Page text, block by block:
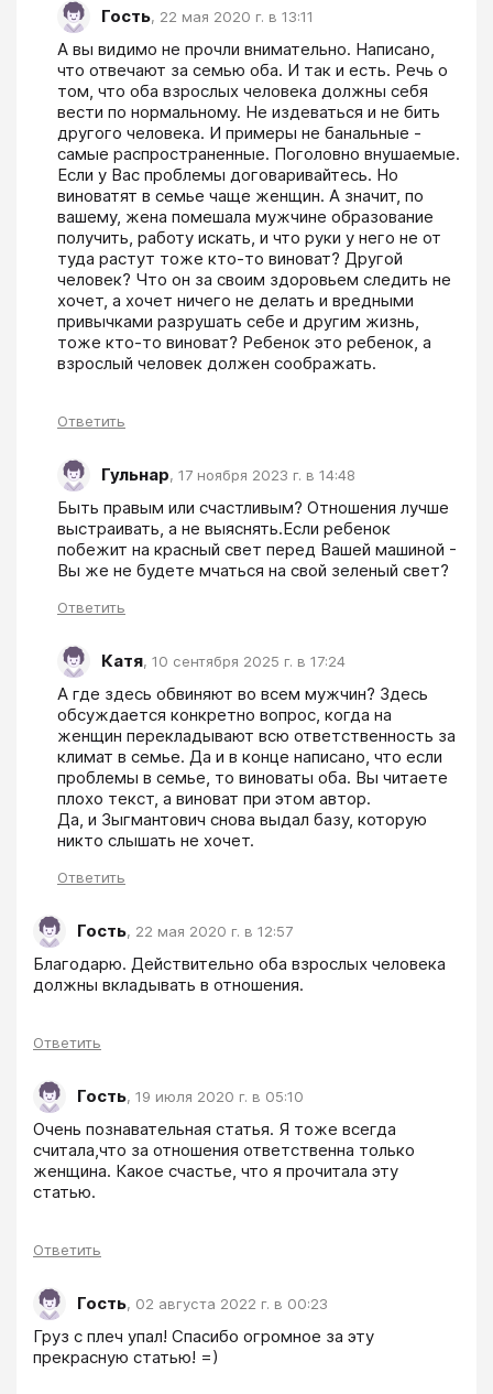
Гость, 22 мая 2020 г. в 13:11
А вы видимо не прочли внимательно. Написано,
что отвечают за семью оба. И так и есть. Речь о
том, что оба взрослых человека должны себя
вести по нормальному. Не издеваться и не бить
другого человека. И примеры не банальные -
самые распространенные. Поголовно внушаемые.
Если у Вас проблемы договаривайтесь. Но
виноватят в семье чаще женщин. А значит, по
вашему, жена помешала мужчине образование
получить, работу искать, и что руки у него не от
туда растут тоже кто-то виноват? Другой
человек? Что он за своим здоровьем следить не
хочет, а хочет ничего не делать и вредными
привычками разрушать себе и другим жизнь,
тоже кто-то виноват? Ребенок это ребенок, а
взрослый человек должен соображать.
Ответить
Гульнар, 17 ноября 2023 г. в 14:48
Быть правым или счастливым? Отношения лучше
выстраивать, а не выяснять.Если ребенок
побежит на красный свет перед Вашей машиной -
Вы же не будете мчаться на свой зеленый свет?
Ответить
Катя, 10 сентября 2025 г. в 17:24
А где здесь обвиняют во всем мужчин? Здесь
обсуждается конкретно вопрос, когда на
женщин перекладывают всю ответственность за
климат в семье. Да и в конце написано, что если
проблемы в семье, то виноваты оба. Вы читаете
плохо текст, а виноват при этом автор.
Да, и Зыгмантович снова выдал базу, которую
никто слышать не хочет.
Ответить
Гость, 22 мая 2020 г. в 12:57
Благодарю. Действительно оба взрослых человека
должны вкладывать в отношения.
Ответить
Гость, 19 июля 2020 г. в 05:10
Очень познавательная статья. Я тоже всегда
считала,что за отношения ответственна только
женщина. Какое счастье, что я прочитала эту
статью.
Ответить
Гость, 02 августа 2022 г. в 00:23
Груз с плеч упал! Спасибо огромное за эту
прекрасную статью! =)